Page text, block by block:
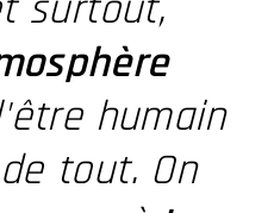
humain
tout. On